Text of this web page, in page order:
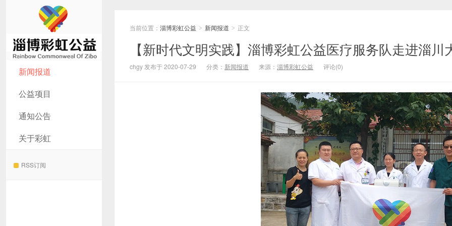
淄博彩虹公益
新闻报道
公益项目
通知公告
关于彩虹
RSS订阅
当前位置： 淄博彩虹公益 > 新闻报道 > 正文
【新时代文明实践】淄博彩虹公益医疗服务队走进淄川
chgy 发布于 2020-07-29 分类： 新闻报道 来源： 淄博彩虹公益 评论(0)